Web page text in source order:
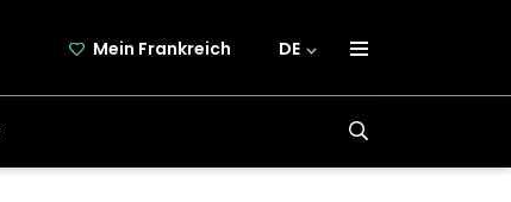
Mein Frankreich DE